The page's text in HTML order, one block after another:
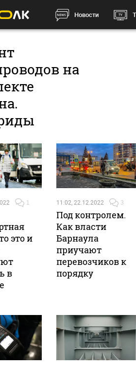
Новости
на
1
это и
в
11:02, 22.12.2022 3
Под контролем.
Как власти
Барнаула
приучают
перевозчиков к
порядку